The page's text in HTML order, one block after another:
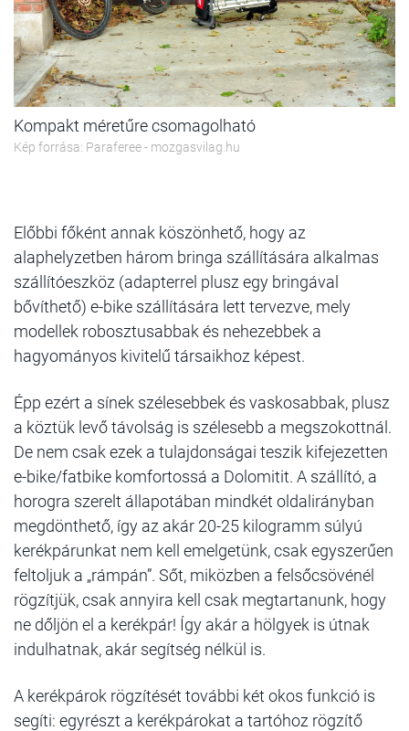
Kompakt méretűre csomagolható
Kép forrása: Paraferee - mozgasvilag.hu
Előbbi főként annak köszönhető, hogy az
alaphelyzetben három bringa szállítására alkalmas
szállítóeszköz (adapterrel plusz egy bringával
bővíthető) e-bike szállítására lett tervezve, mely
modellek robosztusabbak és nehezebbek a
hagyományos kivitelű társaikhoz képest.
Épp ezért a sínek szélesebbek és vaskosabbak, plusz
a köztük levő távolság is szélesebb a megszokottnál.
De nem csak ezek a tulajdonságai teszik kifejezetten
e-bike/fatbike komfortossá a Dolomitit. A szállító, a
horogra szerelt állapotában mindkét oldalirányban
megdönthető, így az akár 20-25 kilogramm súlyú
kerékpárunkat nem kell emelgetünk, csak egyszerűen
feltoljuk a „rámpán”. Sőt, miközben a felsőcsövénél
rögzítjük, csak annyira kell csak megtartanunk, hogy
ne dőljön el a kerékpár! Így akár a hölgyek is útnak
indulhatnak, akár segítség nélkül is.
A kerékpárok rögzítését további két okos funkció is
segíti: egyrészt a kerékpárokat a tartóhoz rögzítő